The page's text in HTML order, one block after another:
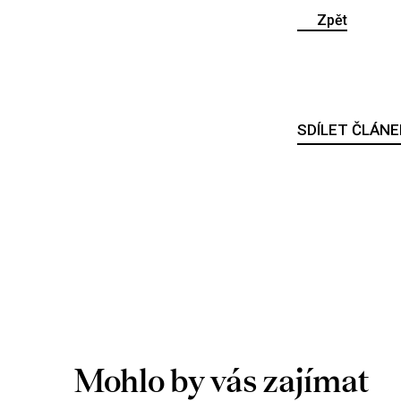
Zpět
SDÍLET
Mohlo by vás zajímat